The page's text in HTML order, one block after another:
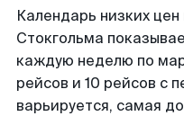
Календарь низких
Стокгольма
каждую неделю по
рейсов и 10 рейсов с
варьируется, самая